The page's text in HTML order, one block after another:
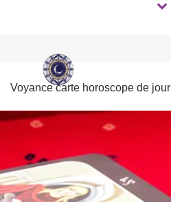
Voyance carte horoscope de jour